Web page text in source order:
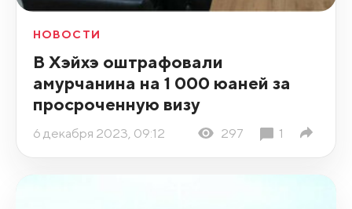
НОВОСТИ
В Хэйхэ оштрафовали
амурчанина на 1 000 юаней за
просроченную визу
6 декабря 2023, 09:12 297 1